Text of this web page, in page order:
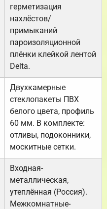
герметизация
нахлёстов/
примыканий
пароизоляционной
плёнки клейкой лентой
Delta.
Двухкамерные
стеклопакеты ПВХ
белого цвета, профиль
60 мм. В комплекте:
отливы, подоконники,
москитные сетки.
Входная-
металлическая,
утеплённая (Россия).
Межкомнатные-